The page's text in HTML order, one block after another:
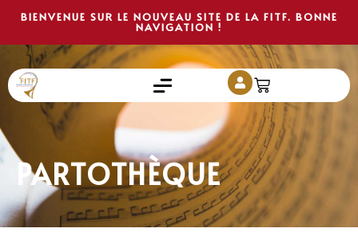
BIENVENUE SUR LE NOUVEAU SITE DE LA FITF. BONNE
NAVIGATION !
PARTOTHÈQUE